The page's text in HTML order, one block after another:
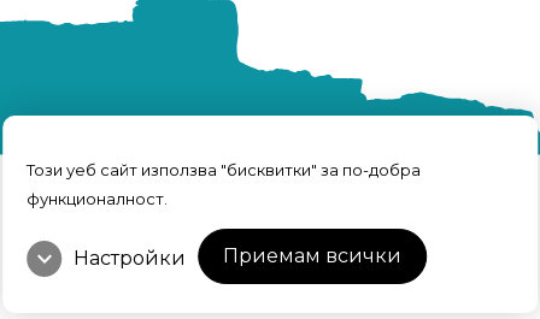
Този уеб сайт използва "бисквитки" за по-добра
функционалност.
Приемам всички
expand_more Настройки
TRFISH | Всичко за риболова © 2026 Всички
права запазени.
Интернет Маркетинг и Дизайн
от Weberest